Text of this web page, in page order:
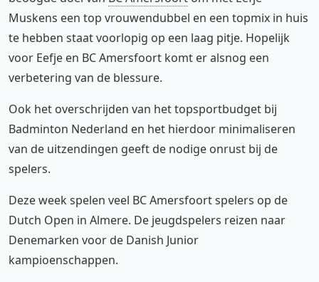
Muskens een top vrouwendubbel en een topmix in huis
te hebben staat voorlopig op een laag pitje. Hopelijk
voor Eefje en BC Amersfoort komt er alsnog een
verbetering van de blessure.
Ook het overschrijden van het topsportbudget bij
Badminton Nederland en het hierdoor minimaliseren
van de uitzendingen geeft de nodige onrust bij de
spelers.
Deze week spelen veel BC Amersfoort spelers op de
Dutch Open in Almere. De jeugdspelers reizen naar
Denemarken voor de Danish Junior
kampioenschappen.